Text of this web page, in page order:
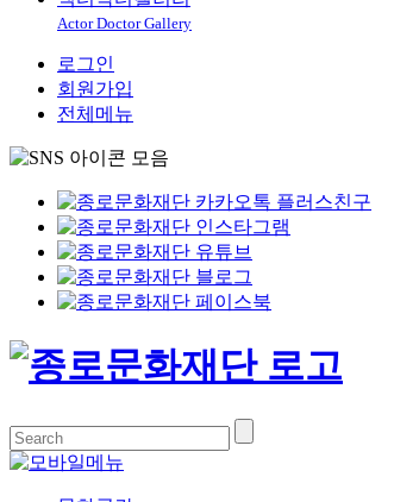
Actor Doctor Gallery
로그인
회원가입
전체메뉴